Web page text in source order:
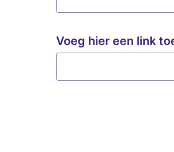
Voeg hier een link